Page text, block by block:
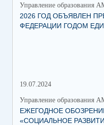
Управление образования
2026 ГОД ОБЪЯВЛЕН
ФЕДЕРАЦИИ ГОДОМ
19.07.2024
Управление образования
ЕЖЕГОДНОЕ
«СОЦИАЛЬНОЕ